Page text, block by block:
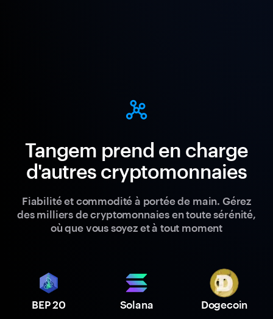
Tangem prend en charge
d'autres cryptomonnaies
Fiabilité et commodité à portée de main. Gérez
des milliers de cryptomonnaies en toute sérénité,
où que vous soyez et à tout moment
BEP 20 Solana Dogecoin